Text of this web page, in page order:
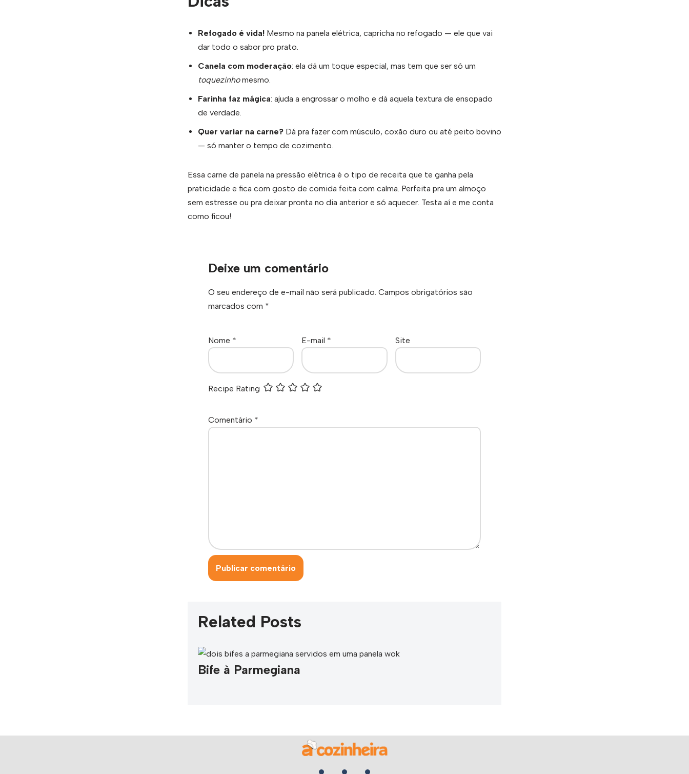
Refogado é vida!Mesmo na panela elétrica, capricha no refogado — ele que vai
dar todo o sabor pro prato.
Canela com moderação: ela dá um toque especial, mas tem que ser só um
toquezinhomesmo.
Farinha faz mágica: ajuda a engrossar o molho e dá aquela textura de ensopado
de verdade.
Quer variar na carne?Dá pra fazer com músculo, coxão duro ou até peito bovino
— só manter o tempo de cozimento.
Essa carne de panela na pressão elétrica é o tipo de receita que te ganha pela
praticidade e fica com gosto de comida feita com calma. Perfeita pra um almoço
sem estresse ou pra deixar pronta no dia anterior e só aquecer. Testa aí e me conta
como ficou!
Deixe um comentário
O seu endereço de e-mail não será publicado. Campos obrigatórios são
marcados com *
Nome * E-mail * Site
Recipe Rating
Comentário *
Related Posts
Bife à Parmegiana